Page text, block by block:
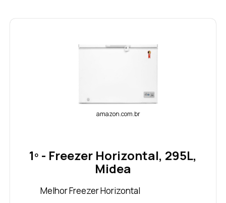
amazon.com.br
1º - Freezer Horizontal, 295L,
Midea
Melhor Freezer Horizontal